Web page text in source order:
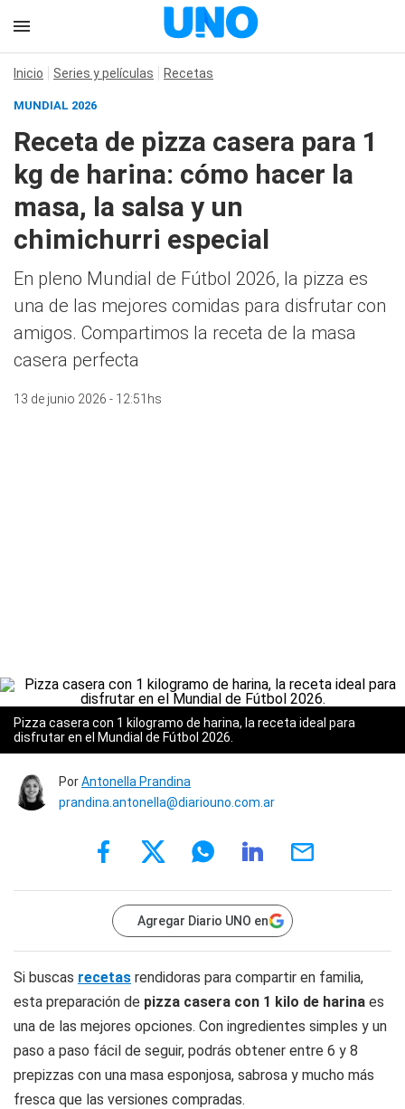
Inicio Series y películas Recetas
MUNDIAL 2026
Receta de pizza casera para 1
kg de harina: cómo hacer la
masa, la salsa y un
chimichurri especial
En pleno Mundial de Fútbol 2026, la pizza es
una de las mejores comidas para disfrutar con
amigos. Compartimos la receta de la masa
casera perfecta
13 de junio 2026 - 12:51hs
Pizza casera con 1 kilogramo de harina, la receta ideal para
disfrutar en el Mundial de Fútbol 2026.
PorAntonella Prandina
prandina.antonella@diariouno.com.ar
Agregar Diario UNO en
Si buscas recetas rendidoras para compartir en familia,
esta preparación de pizza casera con 1 kilo de harina es
una de las mejores opciones. Con ingredientes simples y un
paso a paso fácil de seguir, podrás obtener entre 6 y 8
prepizzas con una masa esponjosa, sabrosa y mucho más
fresca que las versiones compradas.